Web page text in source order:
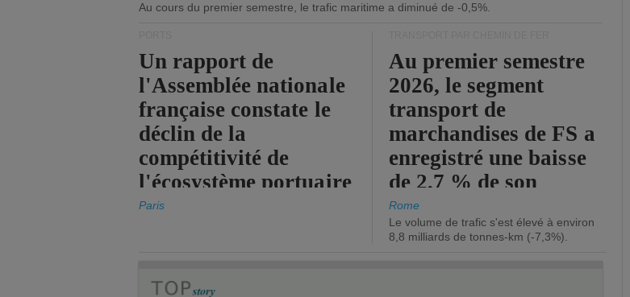
Au cours du premier semestre, le trafic maritime a diminué de -0,5%.
Un rapport de
l'Assemblée nationale
française constate le
déclin de la
compétitivité de
l'écosystème portuaire
de l'État.
Paris
Au premier semestre
2026, le segment
transport de
marchandises de FS a
enregistré une baisse
de 2,7 % de son
chiffre d'affaires
opérationnel.
Rome
Le volume de trafic s'est élevé à environ
8,8 milliards de tonnes-km (-7,3%).